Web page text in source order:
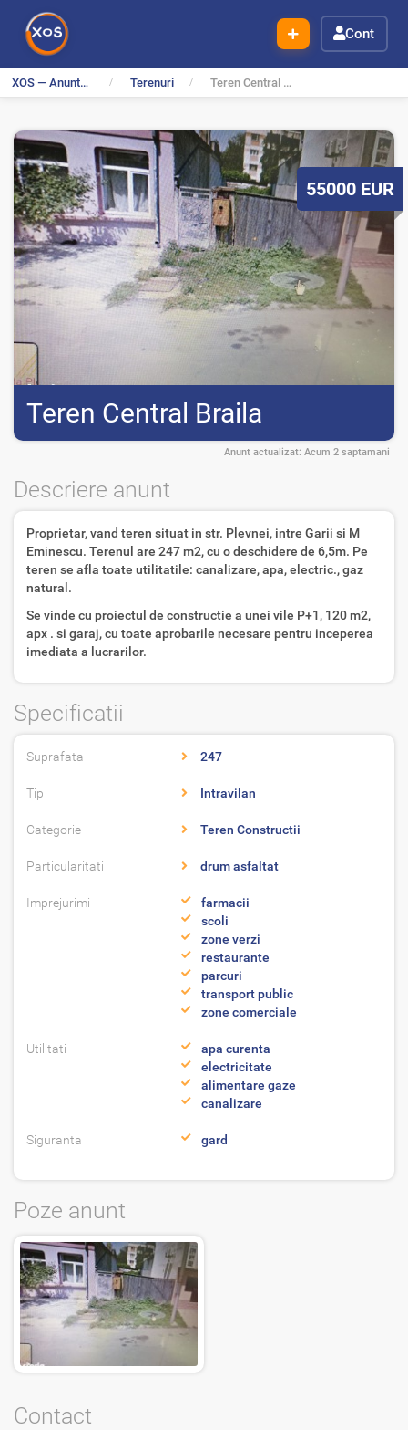
Cont
XOS — Anunturi Gratuite Terenuri Teren Central Braila
Teren Central Braila
Anunt actualizat: Acum 2 saptamani
Descriere anunt
Proprietar, vand teren situat in str. Plevnei, intre Garii si M
Eminescu. Terenul are 247 m2, cu o deschidere de 6,5m. Pe
teren se afla toate utilitatile: canalizare, apa, electric., gaz
natural.
Se vinde cu proiectul de constructie a unei vile P+1, 120 m2,
apx . si garaj, cu toate aprobarile necesare pentru inceperea
imediata a lucrarilor.
Specificatii
Suprafata 247
Tip Intravilan
Categorie Teren Constructii
Particularitati drum asfaltat
Imprejurimi
farmacii
scoli
zone verzi
restaurante
parcuri
transport public
zone comerciale
Utilitati
apa curenta
electricitate
alimentare gaze
canalizare
Siguranta gard
Poze anunt
P
r
e
t
55000 EUR
Contact